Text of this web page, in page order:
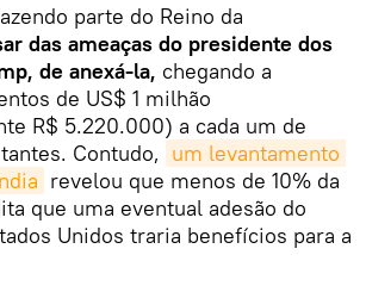
parte do Reino da
das ameaças do presidente dos
de anexá-la, chegando a
de US$ 1 milhão
R$ 5.220.000) a cada um de
Contudo, um levantamento
revelou que menos de 10% da
que uma eventual adesão do
Unidos traria benefícios para a